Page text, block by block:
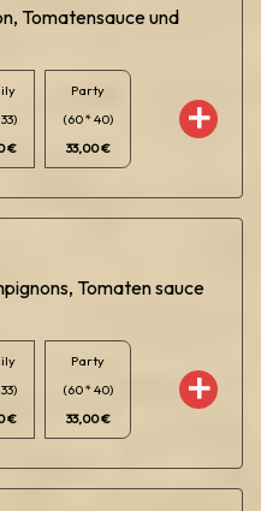
Tomatensauce und
€
Party
(60 * 40)
33,00 €
Tomaten sauce
€
Party
(60 * 40)
33,00 €